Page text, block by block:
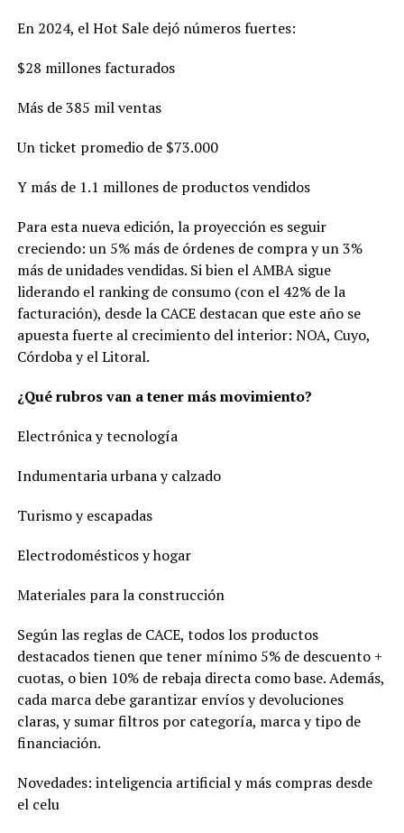
En 2024, el Hot Sale dejó números fuertes:
$28 millones facturados
Más de 385 mil ventas
Un ticket promedio de $73.000
Y más de 1.1 millones de productos vendidos
Para esta nueva edición, la proyección es seguir
creciendo: un 5% más de órdenes de compra y un 3%
más de unidades vendidas. Si bien el AMBA sigue
liderando el ranking de consumo (con el 42% de la
facturación), desde la CACE destacan que este año se
apuesta fuerte al crecimiento del interior: NOA, Cuyo,
Córdoba y el Litoral.
¿Qué rubros van a tener más movimiento?
Electrónica y tecnología
Indumentaria urbana y calzado
Turismo y escapadas
Electrodomésticos y hogar
Materiales para la construcción
Según las reglas de CACE, todos los productos
destacados tienen que tener mínimo 5% de descuento +
cuotas, o bien 10% de rebaja directa como base. Además,
cada marca debe garantizar envíos y devoluciones
claras, y sumar filtros por categoría, marca y tipo de
financiación.
Novedades: inteligencia artificial y más compras desde
el celu